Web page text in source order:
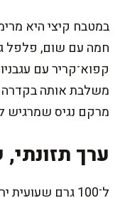
במטבח קיצי היא
חמה עם שום, פלפל
קפוא־קריר עם
משלבת אותה בקדרה
מרקם נגיס שמרגיש
ערך